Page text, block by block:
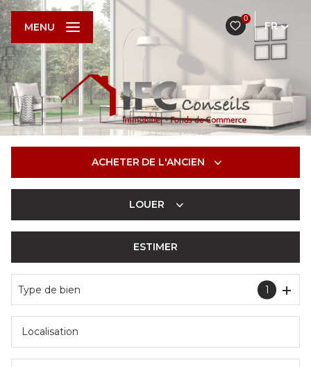
0
FR
MENU
ACHETER DE L'ANCIEN
De l'immo pro
LOUER
De l'immo pro
ESTIMER
Type de bien 1